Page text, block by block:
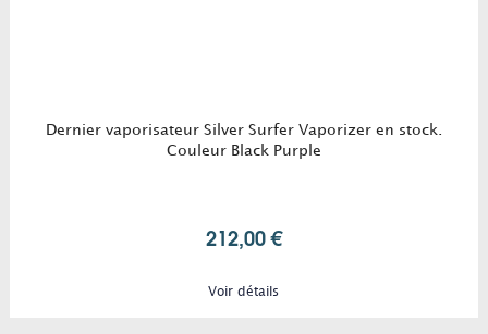
Dernier vaporisateur Silver Surfer Vaporizer en stock.
Couleur Black Purple
212,00 €
Voir détails